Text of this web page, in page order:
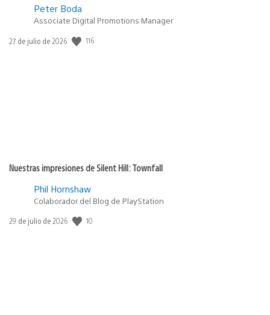
Peter Boda
Associate Digital Promotions Manager
Fecha
27 de julio de 2026 116
Nuestras impresiones de Silent Hill: Townfall
Phil Hornshaw
Colaborador del Blog de PlayStation
Fecha
29 de julio de 2026 10